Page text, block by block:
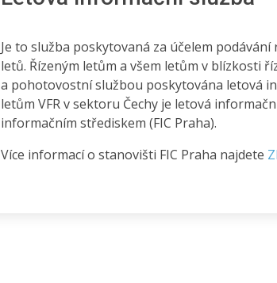
Je to služba poskytovaná za účelem
letů. Řízeným letům a všem letům v blízkosti
a pohotovostní službou poskytována letová
letům VFR v sektoru Čechy je letová
informačním střediskem (FIC Praha).
Více informací o stanovišti FIC Praha najdete